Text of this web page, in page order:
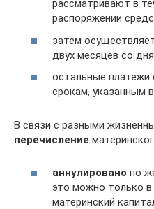
рассматривают в
распоряжении
затем
двух месяцев со
остальные платежи
срокам, указанным
В связи с разными
перечисление
аннулировано по
это можно только в
материнский